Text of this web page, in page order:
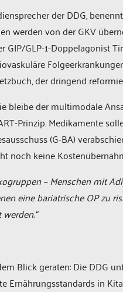
der DDG,
werden von der GKV
GLP-1-Doppelagonist
der dringend
bleibe der multimodale
Prinzip. Medikamente
(G-BA)
noch keine
– Menschen mit
eine bariatrische OP zu
Blick geraten: Die DDG
Ernährungsstandards in